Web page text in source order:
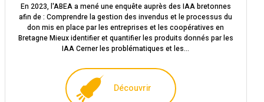
En 2023, l'ABEA a mené une enquête auprès des IAA bretonnes
afin de : Comprendre la gestion des invendus et le processus du
don mis en place par les entreprises et les coopératives en
Bretagne Mieux identifier et quantifier les produits donnés par les
IAA Cerner les problématiques et les…
Découvrir